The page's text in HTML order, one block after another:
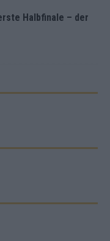
Halbfinale – der